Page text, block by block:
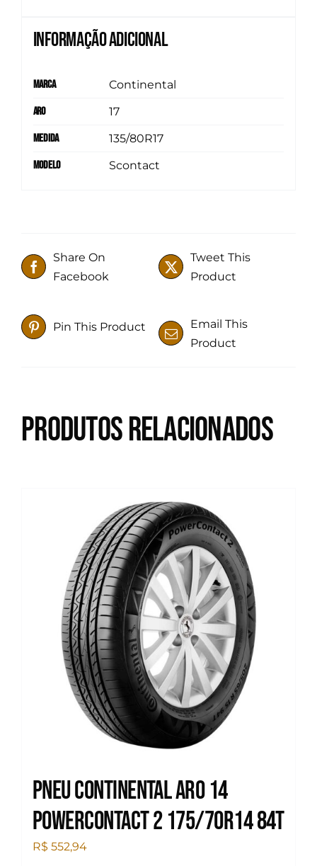
Informação adicional
Marca
Continental
Aro
17
Medida
135/80R17
Modelo
Scontact
Share On
Facebook
Tweet This
Product
Pin This Product
Email This
Product
Produtos relacionados
Pneu Continental Aro 14
Powercontact 2 175/70R14 84T
R$ 552,94